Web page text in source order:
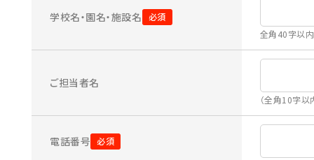
学校名・園名・施設名
全角40字以内
ご担当者名
（全角10字以
電話番号